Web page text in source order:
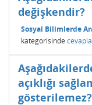
değişkendir?
Sosyal Bilimlerde
kategorisinde
açıklığı
gösterilemez?